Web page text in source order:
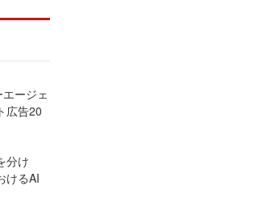
エージェ
広告20
分け
けるAI